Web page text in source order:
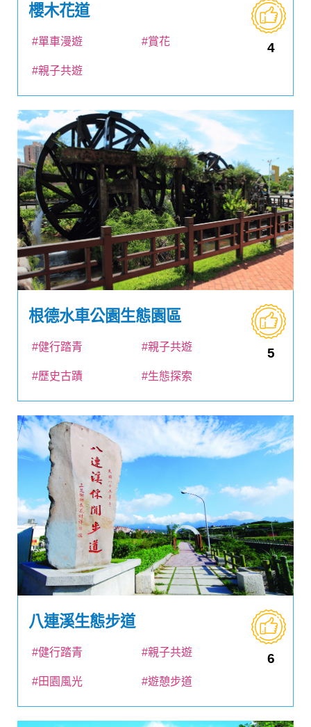
櫻木花道
4
#單車漫遊 #賞花
#親子共遊
根德水車公園生態園區
5
#健行踏青 #親子共遊
#歷史古蹟 #生態探索
八連溪生態步道
6
#健行踏青 #親子共遊
#田園風光 #遊憩步道